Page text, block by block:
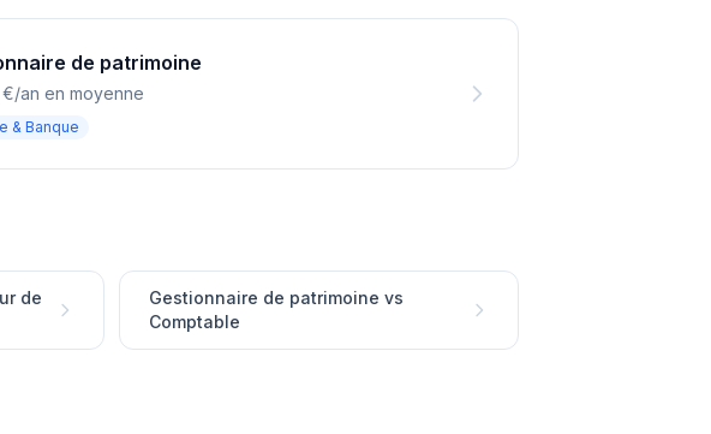
de patrimoine
an en moyenne
& Banque
de
Gestionnaire de patrimoine vs
Comptable